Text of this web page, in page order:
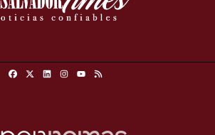
FacebookLinkedinInstagram